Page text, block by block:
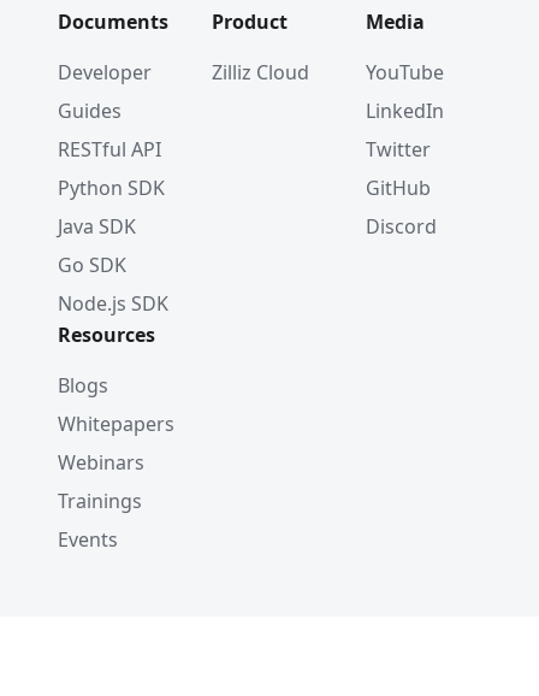
Documents
Developer
Guides
RESTful API
Python SDK
Java SDK
Go SDK
Node.js SDK
Product
Zilliz Cloud
Media
YouTube
LinkedIn
Twitter
GitHub
Discord
Resources
Blogs
Whitepapers
Webinars
Trainings
Events